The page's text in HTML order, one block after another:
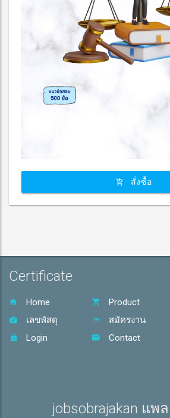
สั่งซื้อ
Certificate
Home Product
เลขพัสดุ
สมัครงาน
Login
Contact
jobsobrajakan แพ